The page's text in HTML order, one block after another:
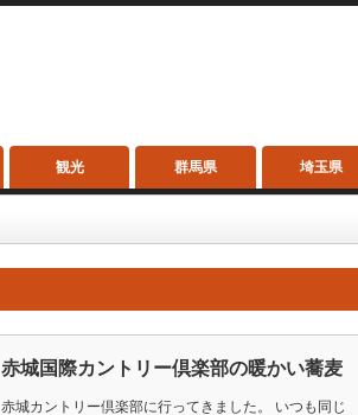
観光 群馬県 埼玉県
赤城国際カントリー倶楽部の暖かい蕎麦
赤城カントリー倶楽部に行ってきました。 いつも同じ